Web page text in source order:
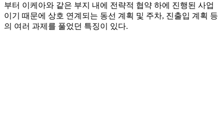
부터 이케아와 같은 부지 내에 전략적 협약 하에 진행된 사업
이기 때문에 상호 연계되는 동선 계획 및 주차, 진출입 계획 등
의 여러 과제를 풀었던 특징이 있다.